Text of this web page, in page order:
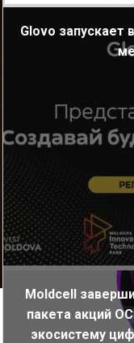
Glovo запускает
Moldcell
пакета акций
экосистему